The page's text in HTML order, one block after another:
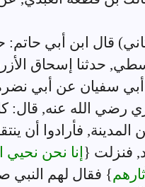
قال ابن أبي حاتم:
حدثنا إسحاق
أبي سفيان عن أبي
رضي الله عنه, قال:
المدينة, فأرادوا أن
فنزلت { إنا نحن
} فقال لهم النبي